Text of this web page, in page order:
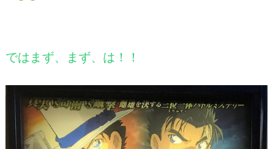
ではまず、まず、は！！